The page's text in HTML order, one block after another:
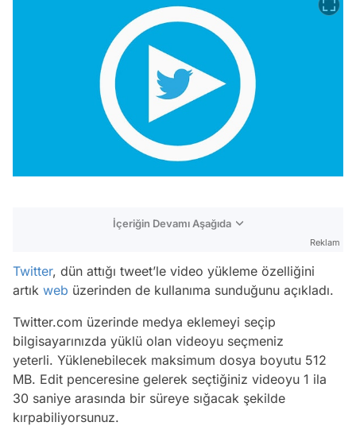
İçeriğin Devamı Aşağıda
Reklam
Twitter, dün attığı tweet’le video yükleme özelliğini
artık web üzerinden de kullanıma sunduğunu açıkladı.
Twitter.com üzerinde medya eklemeyi seçip
bilgisayarınızda yüklü olan videoyu seçmeniz
yeterli. Yüklenebilecek maksimum dosya boyutu 512
MB. Edit penceresine gelerek seçtiğiniz videoyu 1 ila
30 saniye arasında bir süreye sığacak şekilde
kırpabiliyorsunuz.